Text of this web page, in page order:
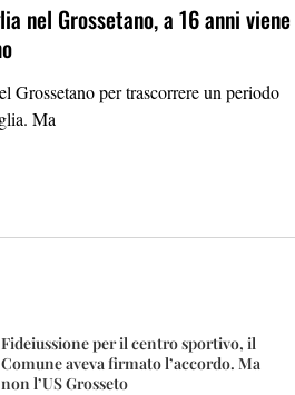
nel Grossetano, a 16 anni viene
Grossetano per trascorrere un periodo
Ma
Fideiussione per il centro sportivo, il
Comune aveva firmato l’accordo. Ma
non l’US Grosseto